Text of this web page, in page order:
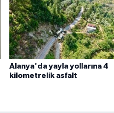
Alanya'da yayla yollarına 4
kilometrelik asfalt